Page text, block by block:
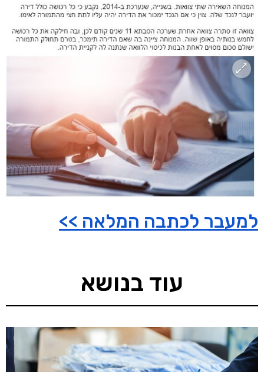
למעבר לכתבה המלאה >>
עוד בנושא